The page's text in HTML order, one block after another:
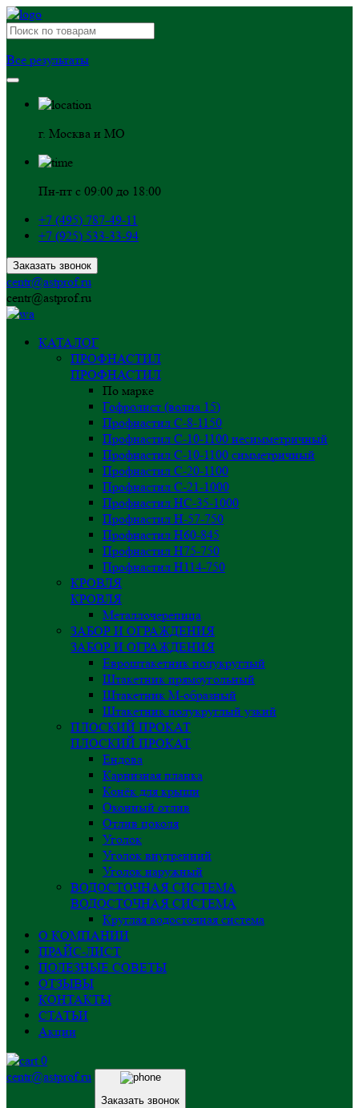
Все результаты
г. Москва и МО
Пн-пт с 09:00 до 18:00
+7 (495) 787-49-11
+7 (925) 533-33-94
Заказать звонок
centr@astprof.ru
centr@astprof.ru
КАТАЛОГ
ПРОФНАСТИЛ
ПРОФНАСТИЛ
По марке
Гофролист (волна 15)
Профнастил С-8-1150
Профнастил С-10-1100 несимметричный
Профнастил С-10-1100 симметричный
Профнастил С-20-1100
Профнастил С-21-1000
Профнастил НС-35-1000
Профнастил H-57-750
Профнастил Н60-845
Профнастил Н75-750
Профнастил Н114-750
КРОВЛЯ
КРОВЛЯ
Металлочерепица
ЗАБОР И ОГРАЖДЕНИЯ
ЗАБОР И ОГРАЖДЕНИЯ
Евроштакетник полукруглый
Штакетник прямоугольный
Штакетник М-образный
Штакетник полукруглый узкий
ПЛОСКИЙ ПРОКАТ
ПЛОСКИЙ ПРОКАТ
Ендова
Карнизная планка
Конёк для крыши
Оконный отлив
Отлив цоколя
Уголок
Уголок внутренний
Уголок наружный
ВОДОСТОЧНАЯ СИСТЕМА
ВОДОСТОЧНАЯ СИСТЕМА
Круглая водосточная система
О КОМПАНИИ
ПРАЙС-ЛИСТ
ПОЛЕЗНЫЕ СОВЕТЫ
ОТЗЫВЫ
КОНТАКТЫ
СТАТЬИ
Акции
0
centr@astprof.ru
Заказать звонок